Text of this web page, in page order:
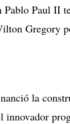
Paul II
Gregory
la